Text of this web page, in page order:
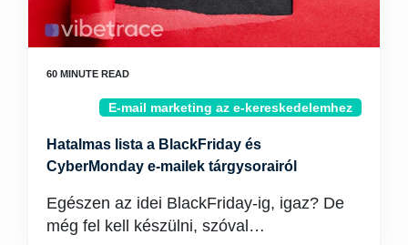
E-mail marketing az e-kereskedelemhez
Hatalmas lista a BlackFriday és
CyberMonday e-mailek tárgysorairól
Egészen az idei BlackFriday-ig, igaz? De
még fel kell készülni, szóval…